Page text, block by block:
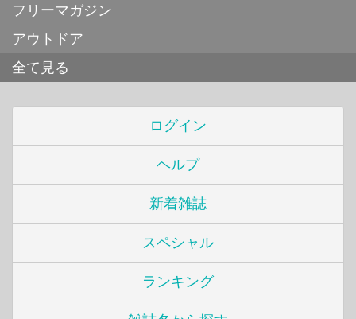
フリーマガジン
アウトドア
全て見る
ログイン
ヘルプ
新着雑誌
スペシャル
ランキング